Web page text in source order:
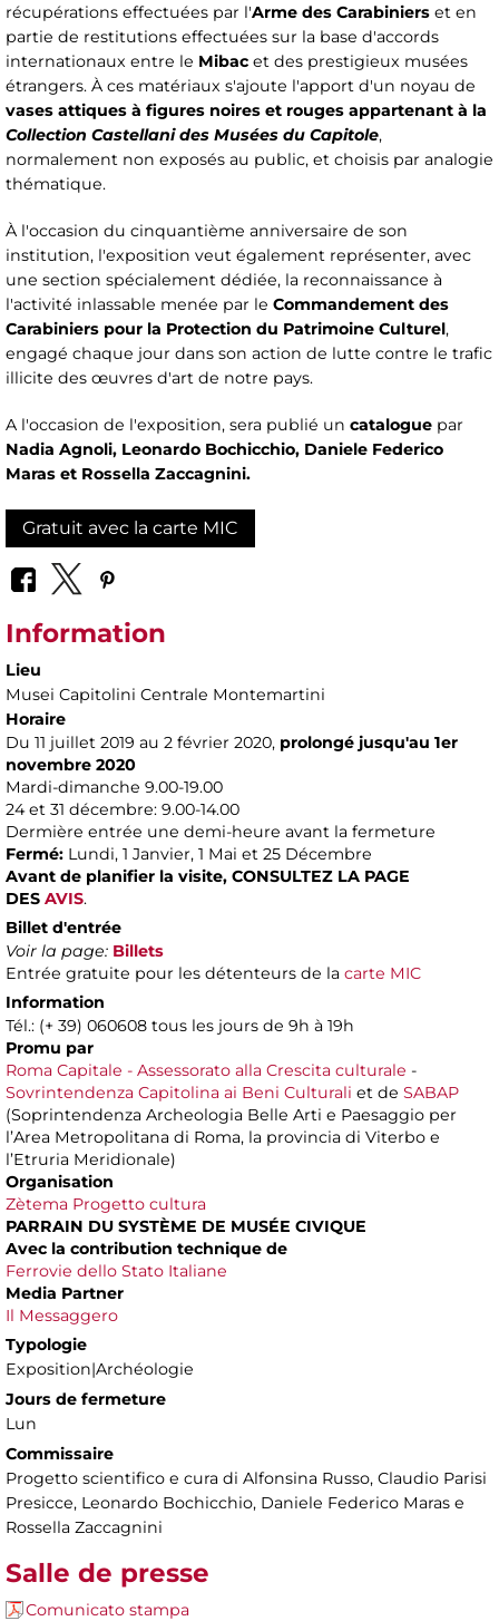
récupérations effectuées par l'Arme des Carabiniers et en
partie de restitutions effectuées sur la base d'accords
internationaux entre le Mibac et des prestigieux musées
étrangers. À ces matériaux s'ajoute l'apport d'un noyau de
vases attiques à figures noires et rouges appartenant à la
Collection Castellani des Musées du Capitole,
normalement non exposés au public, et choisis par analogie
thématique.
À l'occasion du cinquantième anniversaire de son
institution, l'exposition veut également représenter, avec
une section spécialement dédiée, la reconnaissance à
l'activité inlassable menée par le Commandement des
Carabiniers pour la Protection du Patrimoine Culturel,
engagé chaque jour dans son action de lutte contre le trafic
illicite des œuvres d'art de notre pays.
A l'occasion de l'exposition, sera publié un catalogue par
Nadia Agnoli, Leonardo Bochicchio, Daniele Federico
Maras et Rossella Zaccagnini.
Gratuit avec la carte MIC
Information
Lieu
Musei Capitolini Centrale Montemartini
Horaire
Du 11 juillet 2019 au 2 février 2020, prolongé jusqu'au 1er
novembre 2020​
Mardi-dimanche 9.00-19.00
24 et 31 décembre: 9.00-14.00
Dermière entrée une demi-heure avant la fermeture
Fermé: Lundi, 1 Janvier, 1 Mai et 25 Décembre
Avant de planifier la visite, CONSULTEZ LA PAGE
DES AVIS.
Billet d'entrée
Voir la page: Billets
Entrée gratuite pour les détenteurs de la carte MIC
Information
Tél.: (+ 39) 060608 tous les jours de 9h à 19h
Promu par
Roma Capitale - Assessorato alla Crescita culturale -
Sovrintendenza Capitolina ai Beni Culturali et de SABAP
(Soprintendenza Archeologia Belle Arti e Paesaggio per
l’Area Metropolitana di Roma, la provincia di Viterbo e
l’Etruria Meridionale)
Organisation
Zètema Progetto cultura
PARRAIN DU SYSTÈME DE MUSÉE CIVIQUE
Avec la contribution technique de
Ferrovie dello Stato Italiane
Media Partner
Il Messaggero
Typologie
Exposition|Archéologie
Jours de fermeture
Lun
Commissaire
Progetto scientifico e cura di Alfonsina Russo, Claudio Parisi
Presicce, Leonardo Bochicchio, Daniele Federico Maras e
Rossella Zaccagnini
Salle de presse
Comunicato stampa